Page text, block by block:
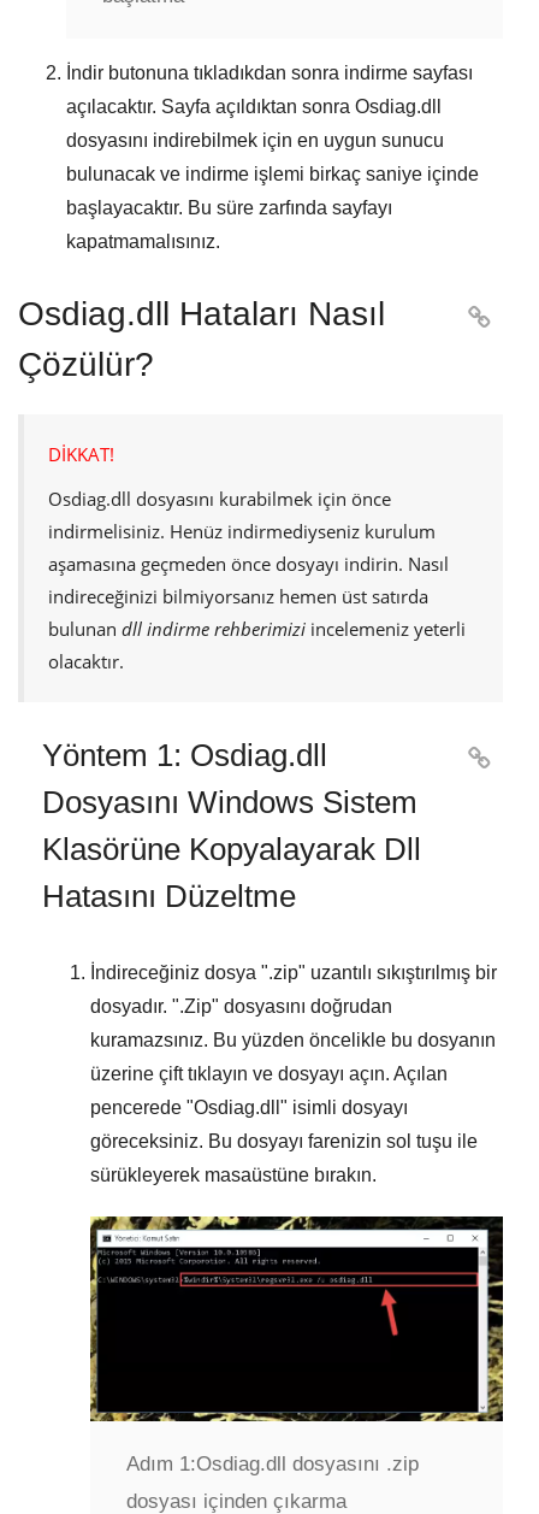
İndir butonuna tıkladıkdan sonra indirme sayfası
açılacaktır. Sayfa açıldıktan sonra Osdiag.dll
dosyasını indirebilmek için en uygun sunucu
bulunacak ve indirme işlemi birkaç saniye içinde
başlayacaktır. Bu süre zarfında sayfayı
kapatmamalısınız.
Osdiag.dll Hataları Nasıl
Çözülür?

DİKKAT!
Osdiag.dll dosyasını kurabilmek için önce
indirmelisiniz. Henüz indirmediyseniz kurulum
aşamasına geçmeden önce dosyayı indirin. Nasıl
indireceğinizi bilmiyorsanız hemen üst satırda
bulunan dll indirme rehberimizi incelemeniz yeterli
olacaktır.
Yöntem 1: Osdiag.dll
Dosyasını Windows Sistem
Klasörüne Kopyalayarak Dll
Hatasını Düzeltme

İndireceğiniz dosya ".zip" uzantılı sıkıştırılmış bir
dosyadır. ".Zip" dosyasını doğrudan
kuramazsınız. Bu yüzden öncelikle bu dosyanın
üzerine çift tıklayın ve dosyayı açın. Açılan
pencerede "Osdiag.dll " isimli dosyayı
göreceksiniz. Bu dosyayı farenizin sol tuşu ile
sürükleyerek masaüstüne bırakın.
Adım 1:Osdiag.dll dosyasını .zip
dosyası içinden çıkarma